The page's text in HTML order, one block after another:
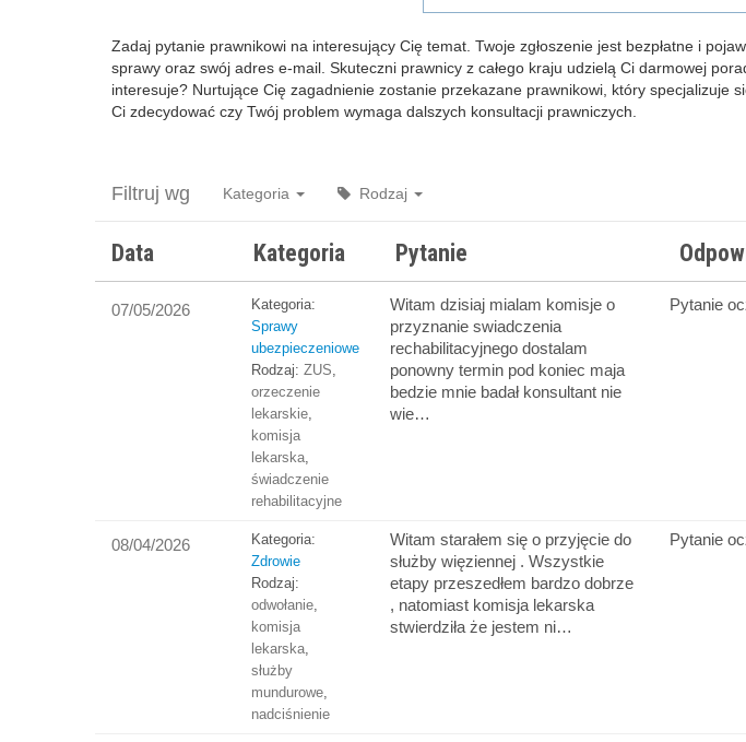
Zadaj pytanie prawnikowi na interesujący Cię temat. Twoje zgłoszenie jest bezpłatne i
sprawy oraz swój adres e-mail. Skuteczni prawnicy z całego kraju udzielą Ci darmowej
interesuje? Nurtujące Cię zagadnienie zostanie przekazane prawnikowi, który specjalizuje
Ci zdecydować czy Twój problem wymaga dalszych konsultacji prawniczych.
Filtruj wg Kategoria Rodzaj
Data Kategoria Pytanie
07/05/2026
Kategoria:
Sprawy
ubezpieczeniowe
Rodzaj: ZUS,
orzeczenie
lekarskie,
komisja
lekarska,
świadczenie
rehabilitacyjne
Witam dzisiaj mialam komisje o
przyznanie swiadczenia
rechabilitacyjnego dostalam
ponowny termin pod koniec maja
bedzie mnie badał konsultant nie
wie…
Pytanie
08/04/2026
Kategoria:
Zdrowie
Rodzaj:
odwołanie,
komisja
lekarska,
służby
mundurowe,
nadciśnienie
Witam starałem się o przyjęcie do
służby więziennej . Wszystkie
etapy przeszedłem bardzo dobrze
, natomiast komisja lekarska
stwierdziła że jestem ni…
Pytanie